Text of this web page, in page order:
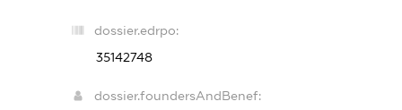
dossier.edrpo:
35142748
dossier.foundersAndBenef: